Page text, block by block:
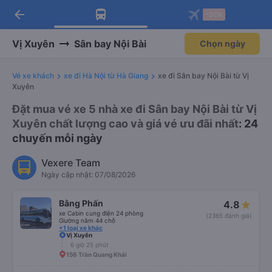
Tải app Vexere ngay!
Nhận ưu đãi thành viên độc
Mở app
Tải app Vexere
-30k/ghế khi đặt vé máy bay qua
Mở app
arrow_back
Vị Xuyên Sân bay Nội Bài Chọn ngày
Vé xe khách xe đi Hà Nội từ Hà Giang
xe đi Sân bay Nội Bài từ Vị
Xuyên
Đặt mua vé xe 5 nhà xe đi Sân bay Nội Bài từ Vị
Xuyên chất lượng cao và giá vé ưu đãi nhất: 24
chuyến mỗi ngày
Vexere Team
Ngày cập nhật: 07/08/2026
Bằng Phấn
xe Cabin cung điện 24 phòng
Giường nằm 44 chỗ
+1 loại xe khác
4.8
(2365 đánh giá)
Vị Xuyên
6 giờ 25 phút
156 Trần Quang Khải